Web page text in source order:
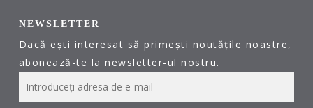
NEWSLETTER
Dacă ești interesat să primești noutățile noastre,
abonează-te la newsletter-ul nostru.